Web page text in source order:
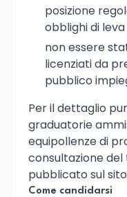
posizione
obblighi di
non essere
licenziati da
pubblico
Per il dettaglio
graduatorie
equipollenze di
consultazione
pubblicato sul sito
Come candidarsi